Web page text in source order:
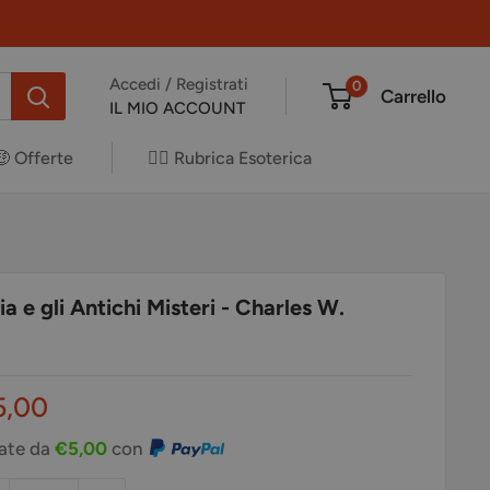
Accedi / Registrati
IL MIO ACCOUNT
0 Carrello
Offerte ✍🏻 Rubrica Esoterica
e gli Antichi Misteri - Charles W.
da€5,00 con